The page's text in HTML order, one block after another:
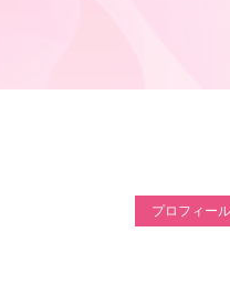
プロフィール